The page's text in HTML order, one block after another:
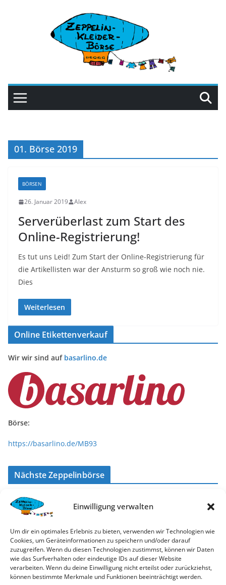
Einwilligung verwalten
Um dir ein optimales Erlebnis zu bieten, verwenden wir Technologien wie
Cookies, um Geräteinformationen zu speichern und/oder darauf
zuzugreifen. Wenn du diesen Technologien zustimmst, können wir Daten
wie das Surfverhalten oder eindeutige IDs auf dieser Website
verarbeiten. Wenn du deine Einwilligung nicht erteilst oder zurückziehst,
können bestimmte Merkmale und Funktionen beeinträchtigt werden.
01. Börse 2019
BÖRSEN
26. Januar 2019 Alex
Serverüberlast zum Start des
Online-Registrierung!
Es tut uns Leid! Zum Start der Online-Registrierung für
die Artikellisten war der Ansturm so groß wie noch nie.
Dies
Weiterlesen
Online Etikettenverkauf
Wir wir sind auf basarlino.de
Börse:
https://basarlino.de/MB93
Nächste Zeppelinbörse
Herbst-Börse
Samstag, den
Böblingen, von10:00 bis 13:00 Uhr.
Anmeldung Newsletter / Helferaufruf